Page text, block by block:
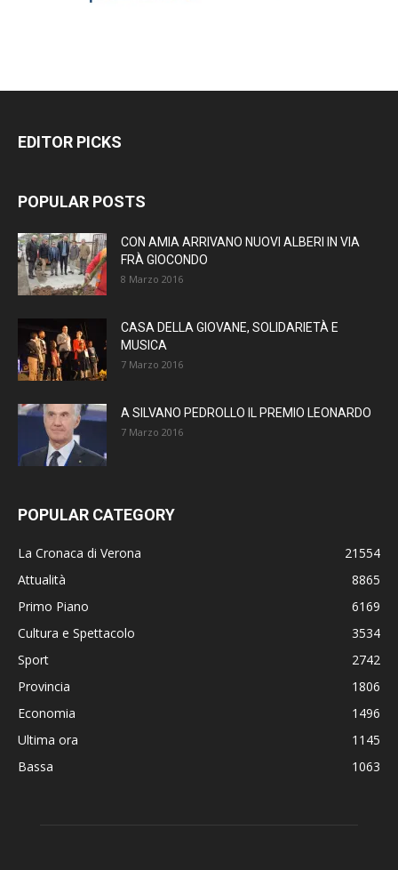
EDITOR PICKS
POPULAR POSTS
CON AMIA ARRIVANO NUOVI ALBERI IN VIA
FRÀ GIOCONDO
8 Marzo 2016
CASA DELLA GIOVANE, SOLIDARIETÀ E
MUSICA
7 Marzo 2016
A SILVANO PEDROLLO IL PREMIO LEONARDO
7 Marzo 2016
POPULAR CATEGORY
La Cronaca di Verona
21554
Attualità
8865
Primo Piano
6169
Cultura e Spettacolo
3534
Sport
2742
Provincia
1806
Economia
1496
Ultima ora
1145
Bassa
1063